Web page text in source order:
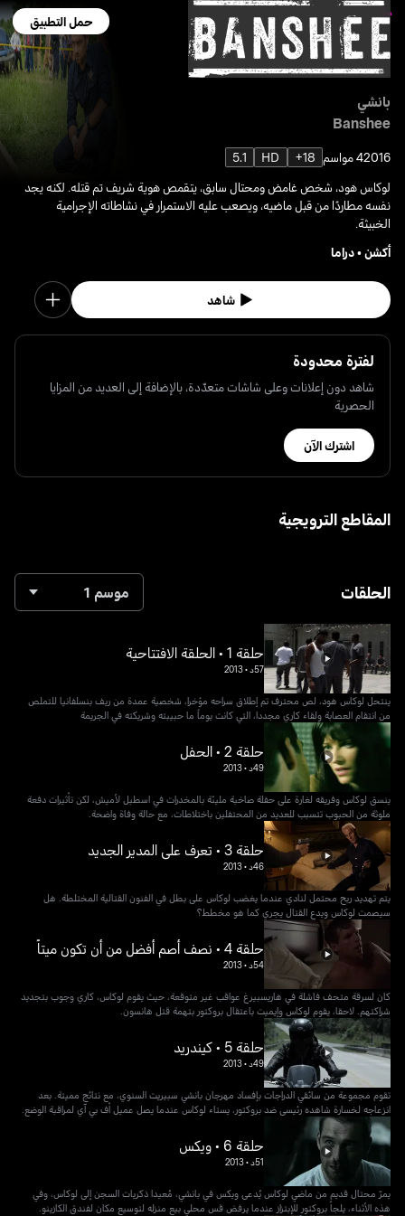
حمل التطبيق
بانشي
Banshee
20164 مواسم 18+
HD
5.1
لوكاس هود، شخص غامض ومحتال سابق، يتقمص هوية شريف تم قتله. لكنه يجد
نفسه مطاردًا من قبل ماضيه، ويصعب عليه الاستمرار في نشاطاته الإجرامية
الخبيثة.
أكشن•دراما
شاهد
لفترة محدودة
شاهد دون إعلانات وعلى شاشات متعدّدة، بالإضافة إلى العديد من المزايا
الحصرية
اشترك الآن
المقاطع الترويجية
الحلقات موسم 1
حلقة 1 • الحلقة الافتتاحية
57د •
2013
ينتحل لوكاس هود، لص محترف تم إطلاق سراحه مؤخرا، شخصية عمدة من ريف بنسلفانيا للتملص
من انتقام العصابة ولقاء كاري مجددا، التي كانت يوماً ما حبيبته وشريكته في الجريمة
حلقة 2 • الحفل
49د •
2013
ينسق لوكاس وفريقه لغارة على حفلة صاخبة مليئة بالمخدرات في اسطبل لأميش، لكن تأثيرات دفعة
ملوثة من الحبوب تتسبب للعديد من المحتفلين باختلاطات، مع حالة وفاة واضحة.
حلقة 3 • تعرف على المدير الجديد
46د •
2013
يتم تهديد ربح محتمل لنادي عندما يغضب لوكاس على بطل في الفنون القتالية المختلطة. هل
سيصمت لوكاس ويدع القتال يجري كما هو مخطط؟
حلقة 4 • نصف أصم أفضل من أن تكون ميتاً
54د •
2013
كان لسرقة متحف فاشلة في هاريسبيرغ عواقب غير متوقعة، حيث يقوم لوكاس، كاري وجوب بتجديد
شراكتهم. لاحقا، يقوم لوكاس وإيميت باعتقال بروكتور بتهمة قتل هانسون.
حلقة 5 • كيندريد
49د •
2013
تقوم مجموعة من سائقي الدراجات بإفساد مهرجان بانشي سبيريت السنوي، مع نتائج مميتة. بعد
انزعاجه لخسارة شاهده رئيسي ضد بروكتور، يستاء لوكاس عندما يصل عميل أف بي آي لمراقبة الوضع.
حلقة 6 • ويكس
51د •
2013
يمرّ محتال قديم من ماضي لوكاس يُدعى ويكس في بانشي، مُعيدا ذكريات السجن إلى لوكاس، وفي
هذه الأثناء، يلجأ بروكتور للإبتزاز عندما يرفض قس محلي بيع منزله لتوسيع مكان لفندق الكازينو.